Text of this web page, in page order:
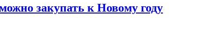
закупать к Новому году